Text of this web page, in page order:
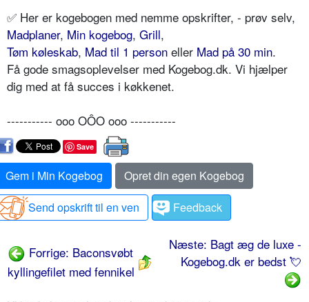
✅ Her er kogebogen med nemme opskrifter, - prøv selv,
Madplaner, Min kogebog, Grill,
Tøm køleskab, Mad til 1 person eller Mad på 30 min.
Få gode smagsoplevelser med Kogebog.dk. Vi hjælper
dig med at få succes i køkkenet.
----------- ooo OÔO ooo -----------
Save
Gem i Min Kogebog
Opret din egen Kogebog
Send opskrift til en ven
Feedback
Forrige: Baconsvøbt
kyllingefilet med fennikel
Næste: Bagt æg de luxe -
Kogebog.dk er bedst 💘